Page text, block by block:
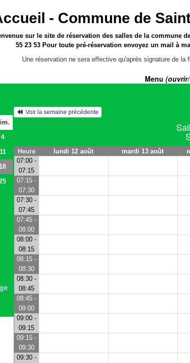
- Commune de
sur le sitede réservation des salles de la commune
55 23 53 Pour toute pré-réservation envoyez un mail à
Une réservation ne sera effective qu'après signature de la
Menu
4
11
18
  Voir la semaine précédente
Heure lundi 12 août mardi 13 août
07:00 -
07:15
07:15 -
07:30
07:30 -
07:45
07:45 -
08:00
08:00 -
08:15
08:15 -
08:30
08:30 -
08:45
08:45 -
09:00
09:00 -
09:15
09:15 -
09:30
09:30 -